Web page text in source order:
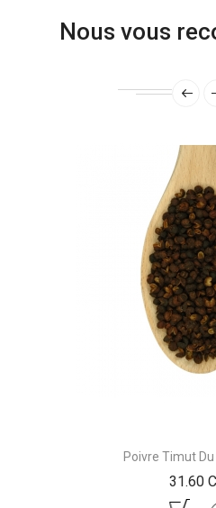
Nous vous
Poivre Timut
31.60